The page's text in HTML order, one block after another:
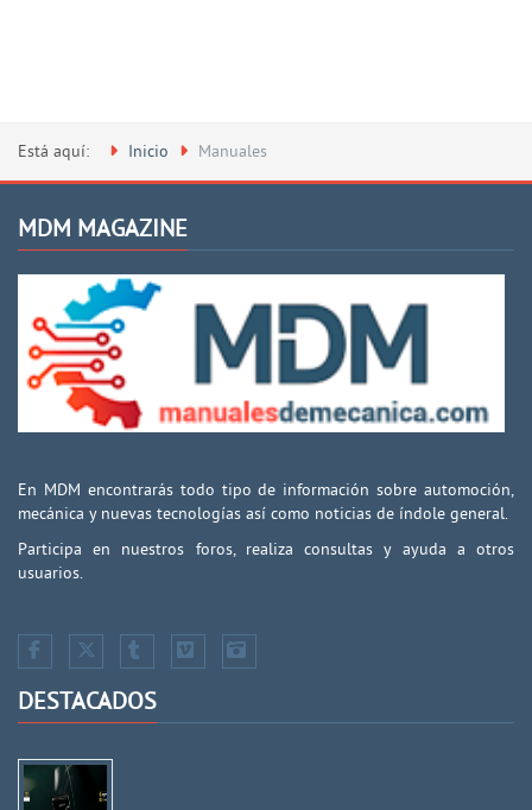
Está aquí: Inicio Manuales
MDM MAGAZINE
En MDM encontrarás todo tipo de información sobre automoción,
mecánica y nuevas tecnologías así como noticias de índole general.
Participa en nuestros foros, realiza consultas y ayuda a otros
usuarios.
DESTACADOS